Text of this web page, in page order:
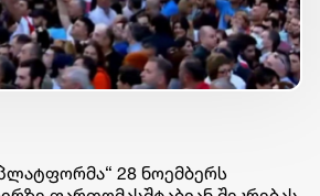
28 ნოემბერს